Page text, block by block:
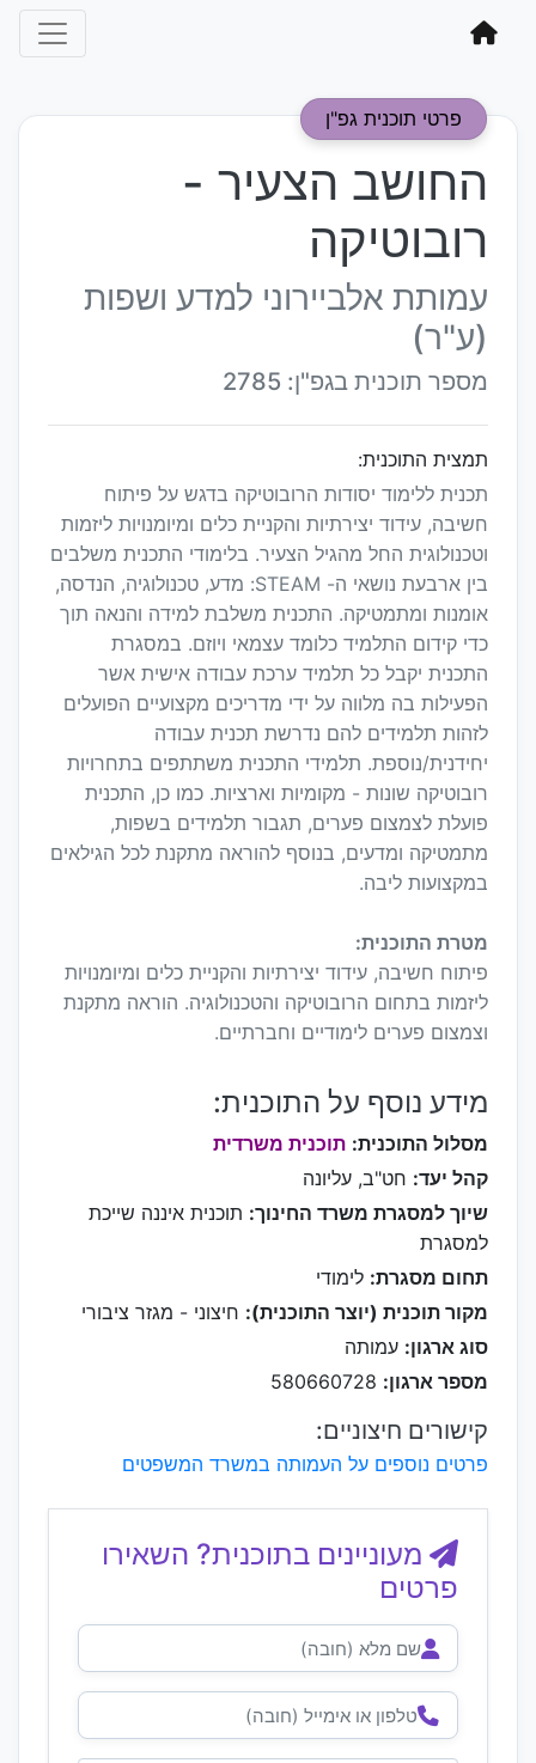
פרטי תוכנית גפ"ן
החושב הצעיר -
רובוטיקה
עמותת אלביירוני למדע ושפות
(ע"ר)
מספר תוכנית בגפ"ן: 2785
תמצית התוכנית:
תכנית ללימוד יסודות הרובוטיקה בדגש על פיתוח
חשיבה, עידוד יצירתיות והקניית כלים ומיומנויות ליזמות
וטכנולוגית החל מהגיל הצעיר. בלימודי התכנית משלבים
בין ארבעת נושאי ה- STEAM: מדע, טכנולוגיה, הנדסה,
אומנות ומתמטיקה. התכנית משלבת למידה והנאה תוך
כדי קידום התלמיד כלומד עצמאי ויוזם. במסגרת
התכנית יקבל כל תלמיד ערכת עבודה אישית אשר
הפעילות בה מלווה על ידי מדריכים מקצועיים הפועלים
לזהות תלמידים להם נדרשת תכנית עבודה
יחידנית/נוספת. תלמידי התכנית משתתפים בתחרויות
רובוטיקה שונות - מקומיות וארציות. כמו כן, התכנית
פועלת לצמצום פערים, תגבור תלמידים בשפות,
מתמטיקה ומדעים, בנוסף להוראה מתקנת לכל הגילאים
במקצועות ליבה.
מטרת התוכנית:
פיתוח חשיבה, עידוד יצירתיות והקניית כלים ומיומנויות
ליזמות בתחום הרובוטיקה והטכנולוגיה. הוראה מתקנת
וצמצום פערים לימודיים וחברתיים.
מידע נוסף על התוכנית:
מסלול התוכנית: תוכנית משרדית
קהל יעד: חט"ב, עליונה
שיוך למסגרת משרד החינוך: תוכנית איננה שייכת
למסגרת
תחום מסגרת: לימודי
מקור תוכנית (יוצר התוכנית): חיצוני - מגזר ציבורי
סוג ארגון: עמותה
מספר ארגון:
קישורים חיצוניים:
פרטים נוספים על העמותה במשרד המשפטים
מעוניינים בתוכנית? השאירו
פרטים